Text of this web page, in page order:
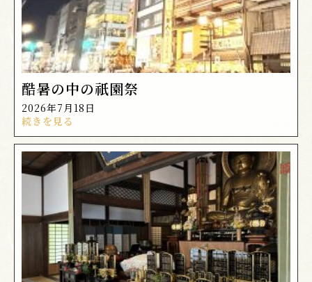
酷暑の中の祇園祭
2026年7月18日
続きを見る